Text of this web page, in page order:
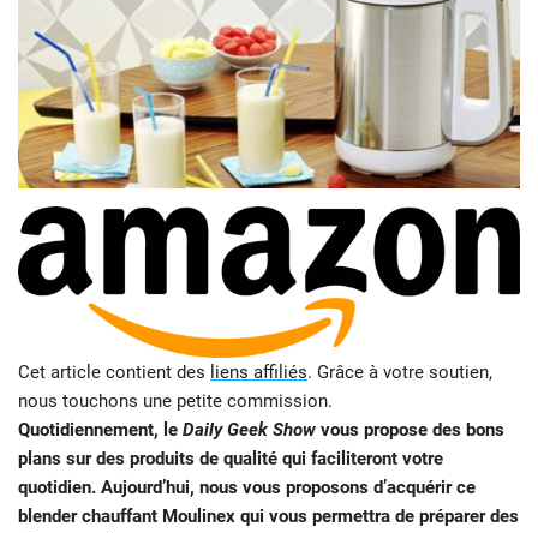
Cet article contient des liens affiliés. Grâce à votre soutien,
nous touchons une petite commission.
Quotidiennement, le Daily Geek Show vous propose des bons
plans sur des produits de qualité qui faciliteront votre
quotidien. Aujourd’hui, nous vous proposons d’acquérir ce
blender chauffant Moulinex qui vous permettra de préparer des